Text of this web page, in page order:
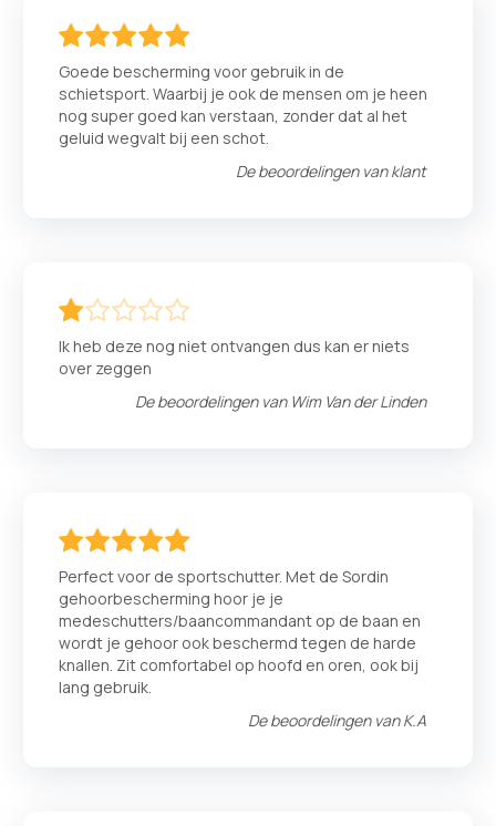
Goede bescherming voor gebruik in de
schietsport. Waarbij je ook de mensen om je heen
nog super goed kan verstaan, zonder dat al het
geluid wegvalt bij een schot.
De beoordelingen vanklant
Ik heb deze nog niet ontvangen dus kan er niets
over zeggen
De beoordelingen van Wim Van der Linden
Perfect voor de sportschutter. Met de Sordin
gehoorbescherming hoor je je
medeschutters/baancommandant op de baan en
wordt je gehoor ook beschermd tegen de harde
knallen. Zit comfortabel op hoofd en oren, ook bij
lang gebruik.
De beoordelingen vanK.A